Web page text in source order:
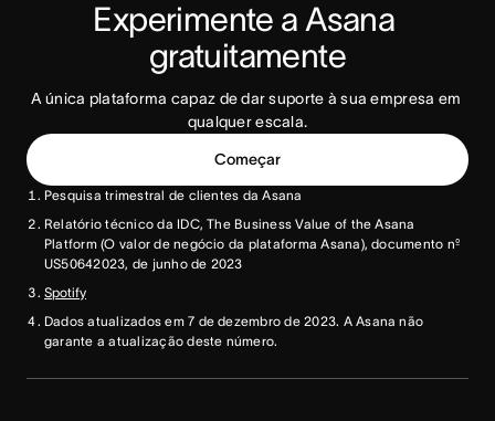
Experimente a Asana
gratuitamente
A única plataforma capaz de dar suporte à sua empresa em
qualquer escala.
Começar
Pesquisa trimestral de clientes da Asana
Relatório técnico da IDC, The Business Value of the Asana
Platform (O valor de negócio da plataforma Asana), documento nº
US50642023, de junho de 2023
Spotify
Dados atualizados em 7 de dezembro de 2023. A Asana não
garante a atualização deste número.